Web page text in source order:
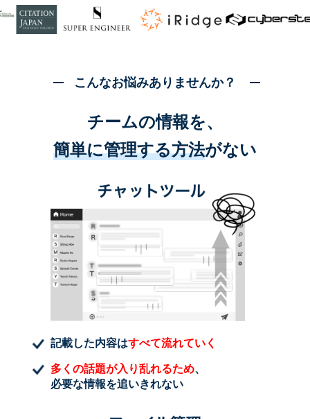
こんなお悩みありませんか？
チームの情報を、
簡単に管理する方法がない
記載した内容はすべて流れていく
多くの話題が入り乱れるため、
必要な情報を追いきれない